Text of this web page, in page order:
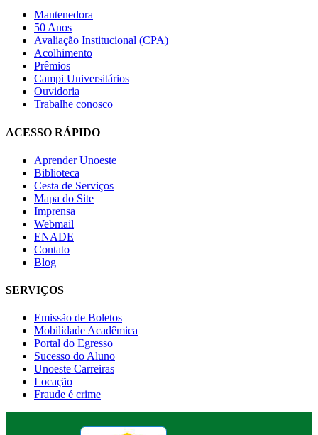
Mantenedora
50 Anos
Avaliação Institucional (CPA)
Acolhimento
Prêmios
Campi Universitários
Ouvidoria
Trabalhe conosco
ACESSO RÁPIDO
Aprender Unoeste
Biblioteca
Cesta de Serviços
Mapa do Site
Imprensa
Webmail
ENADE
Contato
Blog
SERVIÇOS
Emissão de Boletos
Mobilidade Acadêmica
Portal do Egresso
Sucesso do Aluno
Unoeste Carreiras
Locação
Fraude é crime